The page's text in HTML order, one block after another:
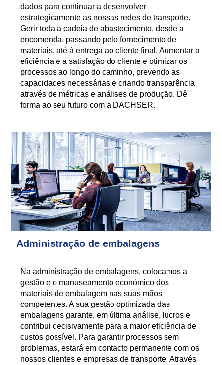
dados para continuar a desenvolver
estrategicamente as nossas redes de transporte.
Gerir toda a cadeia de abastecimento, desde a
encomenda, passando pelo fornecimento de
materiais, até à entrega ao cliente final. Aumentar a
eficiência e a satisfação do cliente e otimizar os
processos ao longo do caminho, prevendo as
capacidades necessárias e criando transparência
através de métricas e análises de produção. Dê
forma ao seu futuro com a DACHSER.
Administração de embalagens
Na administração de embalagens, colocamos a
gestão e o manuseamento económico dos
materiais de embalagem nas suas mãos
competentes. A sua gestão optimizada das
embalagens garante, em última análise, lucros e
contribui decisivamente para a maior eficiência de
custos possível. Para garantir processos sem
problemas, estará em contacto permanente com os
nossos clientes e empresas de transporte. Através